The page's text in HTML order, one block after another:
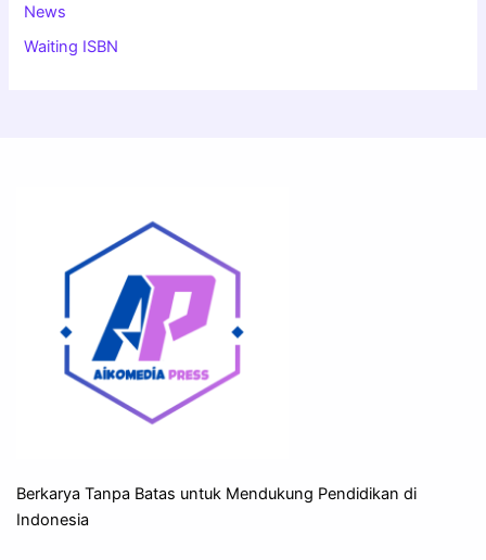
News
Waiting ISBN
Berkarya Tanpa Batas untuk Mendukung Pendidikan di
Indonesia